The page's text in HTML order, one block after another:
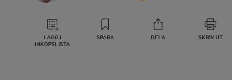
LÄGG I
INKÖPSLISTA
SPARA DELA SKRIV UT